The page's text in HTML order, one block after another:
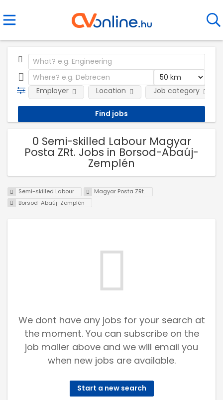
Employer Location Job category
0 Semi-skilled Labour Magyar
Posta ZRt. Jobs in Borsod-Abaúj-
Zemplén
Semi-skilled Labour
Magyar Posta ZRt.
Borsod-Abaúj-Zemplén
We dont have any jobs for your search at
the moment. You can subscribe on the
job mailer above and we will email you
when new jobs are available.
Start a new search